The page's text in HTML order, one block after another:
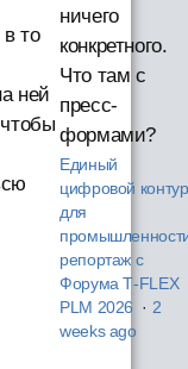
то
ней
ничего
конкретного.
Что там с
пресс-
формами?
Единый
цифровой контур
для
репортаж с
Форума T‑FLEX
PLM 2026 · 2
weeks ago